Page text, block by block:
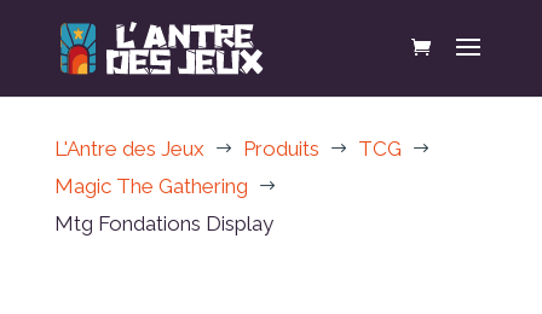
L'Antre des Jeux $ Produits $ TCG $
Magic The Gathering $
Mtg Fondations Display